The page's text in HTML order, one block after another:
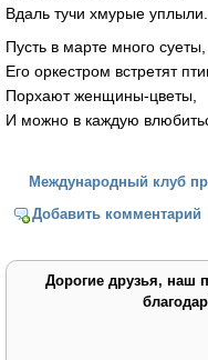
Вдаль тучи хмурые уплыли.
Пусть в марте много суеты,
Его оркестром встретят
Порхают женщины-цветы,
И можно в каждую
Международный клуб
Добавить комментарий
Дорогие друзья, наш